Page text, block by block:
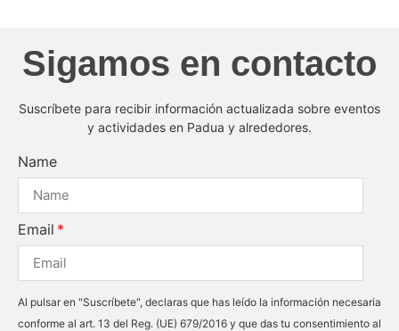
Sigamos en contacto
Suscríbete para recibir información actualizada sobre eventos
y actividades en Padua y alrededores.
Name
Email
Al pulsar en "Suscríbete", declaras que has leído la información necesaria
conforme al art. 13 del Reg. (UE) 679/2016 y que das tu consentimiento al